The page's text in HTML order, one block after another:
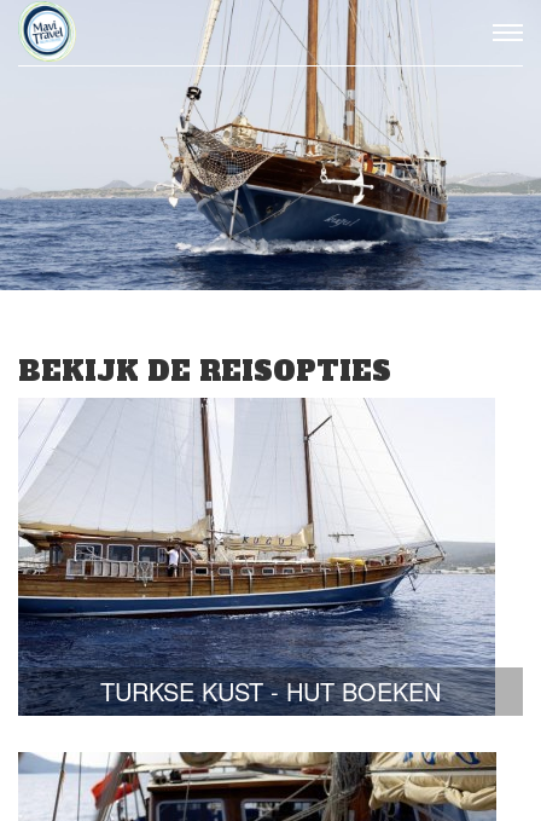
BEKIJK DE REISOPTIES
TURKSE KUST - HUT BOEKEN